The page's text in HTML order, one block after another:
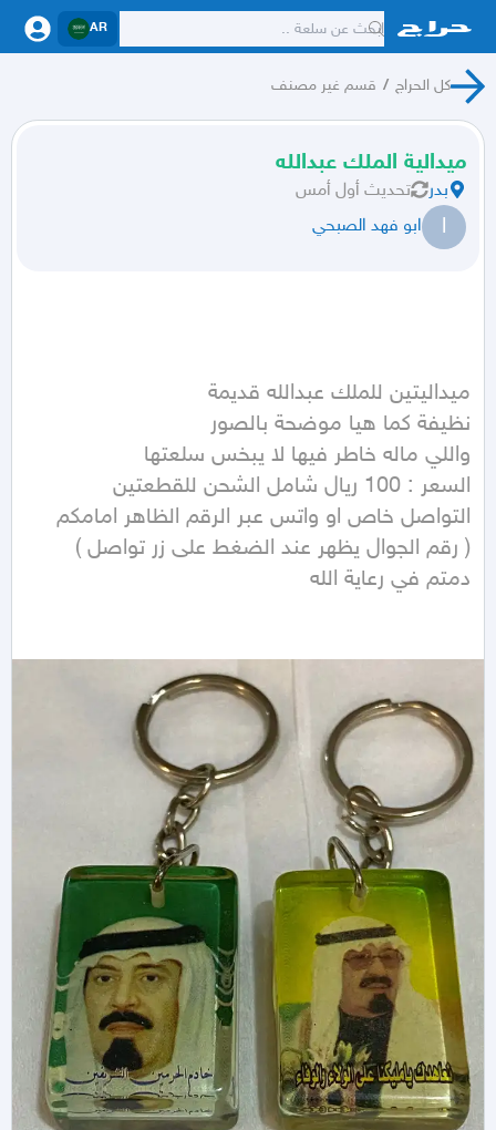
AR
كل الحراج / قسم غير مصنف
ميدالية الملك عبدالله
بدر تحديث أول أمس
ا ابو فهد الصبحي
دمتم في رعاية الله